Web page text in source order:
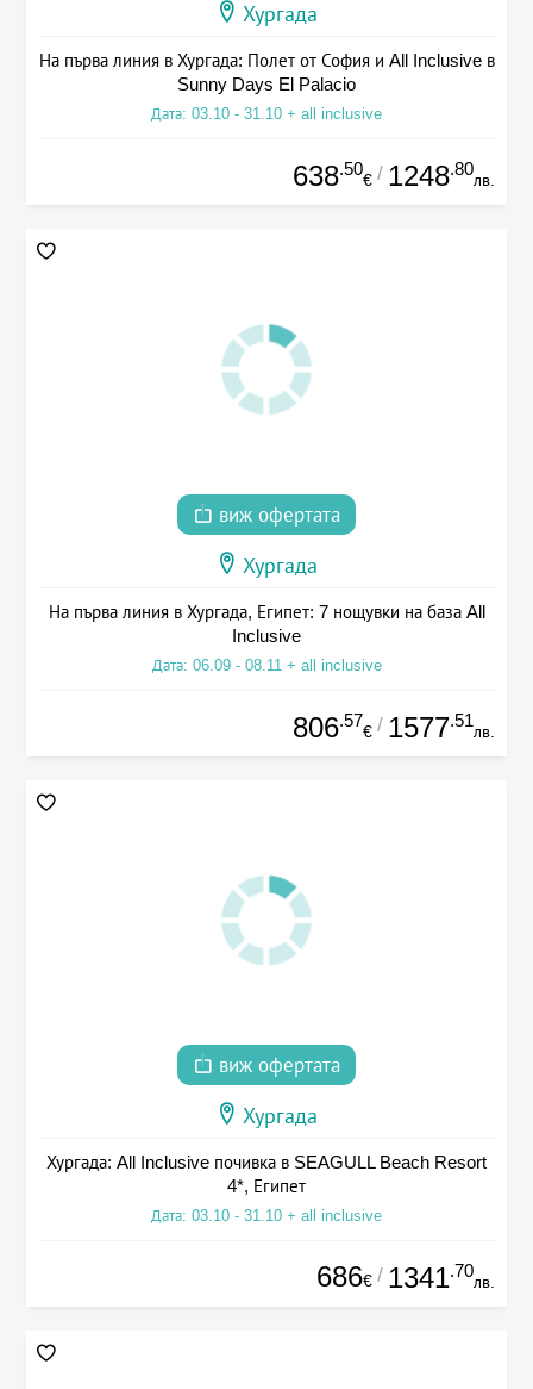
Хургада
На първа линия в Хургада: Полет от София и All Inclusive в
Sunny Days El Palacio
Дата: 03.10 - 31.10 + all inclusive
638.50
€ / 1248.80
лв.
виж офертата
Хургада
На първа линия в Хургада, Египет: 7 нощувки на база All
Inclusive
Дата: 06.09 - 08.11 + all inclusive
806.57
€ / 1577.51
лв.
виж офертата
Хургада
Хургада: All Inclusive почивка в SEAGULL Beach Resort
4*, Египет
Дата: 03.10 - 31.10 + all inclusive
686€ / 1341.70
лв.